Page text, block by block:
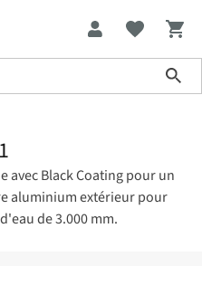
avec Black Coating pour un
aluminium extérieur pour
de 3.000 mm.